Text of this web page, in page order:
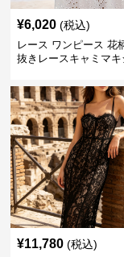
¥6,020 (税込)
レース ワンピース 花
抜きレースキャミマ
¥11,780 (税込)